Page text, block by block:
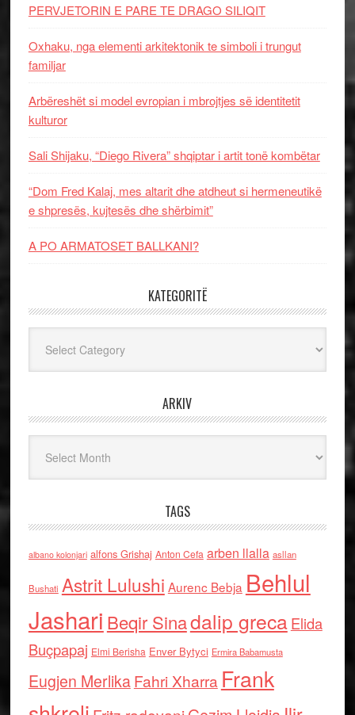
PERVJETORIN E PARE TE DRAGO SILIQIT
Oxhaku, nga elementi arkitektonik te simboli i trungut
familjar
Arbëreshët si model evropian i mbrojtjes së identitetit
kulturor
Sali Shijaku, “Diego Rivera” shqiptar i artit tonë kombëtar
“Dom Fred Kalaj, mes altarit dhe atdheut si hermeneutikë
e shpresës, kujtesës dhe shërbimit”
A PO ARMATOSET BALLKANI?
KATEGORITË
ARKIV
TAGS
albano kolonjari alfons Grishaj Anton Cefa arben llalla asllan
Bushati Astrit Lulushi Aurenc Bebja Behlul
Jashari Beqir Sinadalip grecaElida
Buçpapaj Elmi Berisha Enver Bytyci Ermira Babamusta
Eugjen MerlikaFahri Xharra Frank